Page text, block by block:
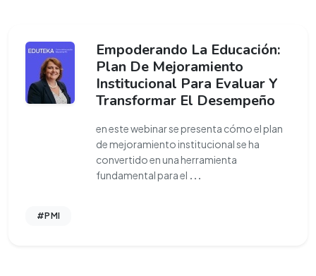
Empoderando La Educación:
Plan De Mejoramiento
Institucional Para Evaluar Y
Transformar El Desempeño
en este webinar se presenta cómo el plan
de mejoramiento institucional se ha
convertido en una herramienta
fundamental para el ...
#PMI